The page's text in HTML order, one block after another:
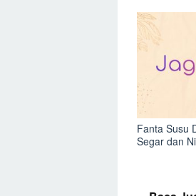
Fanta Susu
Segar dan